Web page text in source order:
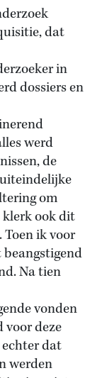
dat
in
dossiers en
werd
de
om
klerk ook dit
ik voor
beangstigend
Na tien
vonden
voor deze
dat
werden